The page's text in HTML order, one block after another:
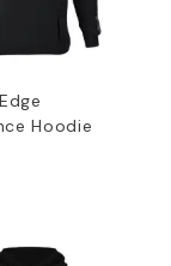
Hoodie